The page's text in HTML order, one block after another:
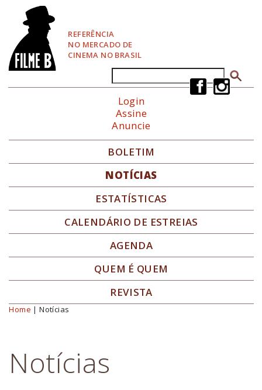
REFERÊNCIA
NO MERCADO DE
CINEMA NO BRASIL
Formulário de busca
Login
Assine
Anuncie
BOLETIM
NOTÍCIAS
ESTATÍSTICAS
CALENDÁRIO DE ESTREIAS
AGENDA
QUEM É QUEM
REVISTA
Você está aqui
Home | Notícias
Notícias